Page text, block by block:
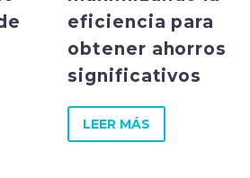
eficiencia para
obtener ahorros
significativos
LEER MÁS